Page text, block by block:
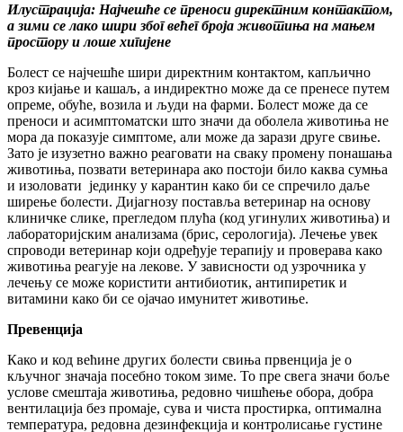
Илустрација: Најчешће се преноси директним контактом,
а зими се лако шири због већег броја животиња на мањем
простору и лоше хигијене
Болест се најчешће шири директним контактом, капљично
кроз кијање и кашаљ, а индиректно може да се пренесе путем
опреме, обуће, возила и људи на фарми. Болест може да се
преноси и асимптоматски што значи да оболела животиња не
мора да показује симптоме, али може да зарази друге свиње.
Зато је изузетно важно реаговати на сваку промену понашања
животиња, позвати ветеринара ако постоји било каква сумња
и изоловати јединку у карантин како би се спречило даље
ширење болести. Дијагнозу поставља ветеринар на основу
клиничке слике, прегледом плућа (код угинулих животиња) и
лабораторијским анализама (брис, серологија). Лечење увек
спроводи ветеринар који одређује терапију и проверава како
животиња реагује на лекове. У зависности од узрочника у
лечењу се може користити антибиотик, антипиретик и
витамини како би се ојачао имунитет животиње.
Превенција
Како и код већине других болести свиња првенција је о
кључног значаја посебно током зиме. То пре свега значи боље
услове смештаја животиња, редовно чишћење обора, добра
вентилација без промаје, сува и чиста простирка, оптимална
температура, редовна дезинфекција и контролисање густине